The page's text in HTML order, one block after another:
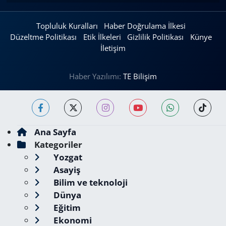
Topluluk Kuralları
Haber Doğrulama İlkesi
Düzeltme Politikası
Etik İlkeleri Gizlilik Politikası
Künye
İletişim
Haber Yazılımı: TE Bilişim
Ana Sayfa
Kategoriler
Yozgat
Asayiş
Bilim ve teknoloji
Dünya
Eğitim
Ekonomi